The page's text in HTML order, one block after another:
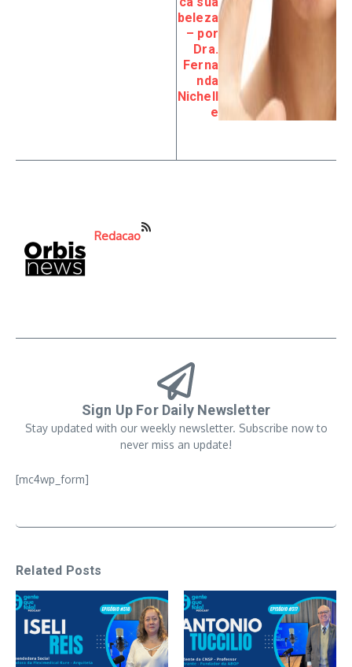
beleza
– por
Dra.
Ferna
nda
Nichell
e
Redacao
Sign Up For Daily Newsletter
Stay updated with our weekly newsletter. Subscribe now to
never miss an update!
[mc4wp_form]
Related Posts